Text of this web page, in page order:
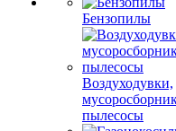
Бензопилы
Воздуходувки,
пылесосы